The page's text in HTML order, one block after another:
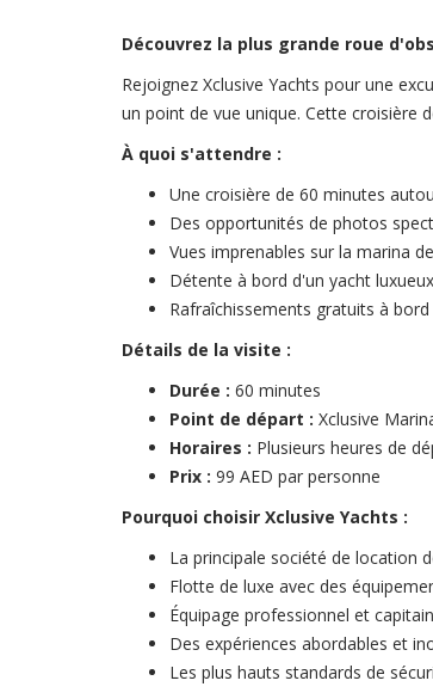
Découvrez la plus grande roue
Rejoignez Xclusive Yachts pour une
un point de vue unique. Cette croisière
À quoi s'attendre :
Une croisière de 60 minutes
Des opportunités de photos
Vues imprenables sur la marina
Détente à bord d'un yacht
Rafraîchissements gratuits à bord
Détails de la visite :
Durée : 60 minutes
Point de départ : Xclusive
Horaires : Plusieurs heures de
Prix : 99 AED par personne
Pourquoi choisir Xclusive Yachts :
La principale société de location
Flotte de luxe avec des
Équipage professionnel et
Des expériences abordables et
Les plus hauts standards de